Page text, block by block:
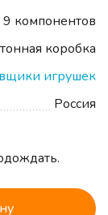
9 компонентов
коробка
игрушек
Россия